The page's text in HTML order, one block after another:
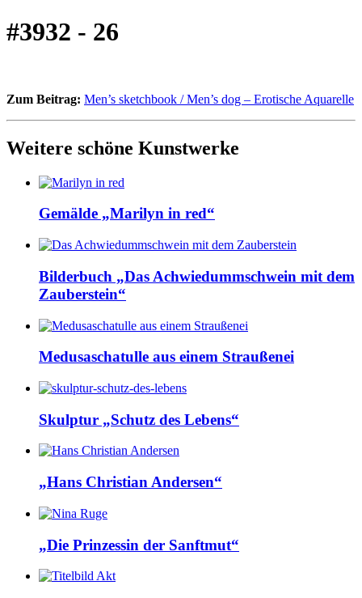
#3932 - 26
Zum Beitrag: Men’s sketchbook / Men’s dog – Erotische Aquarelle
Weitere schöne Kunstwerke
Gemälde „Marilyn in red“
Bilderbuch „Das Achwiedummschwein mit dem
Zauberstein“
Medusaschatulle aus einem Straußenei
Skulptur „Schutz des Lebens“
„Hans Christian Andersen“
„Die Prinzessin der Sanftmut“